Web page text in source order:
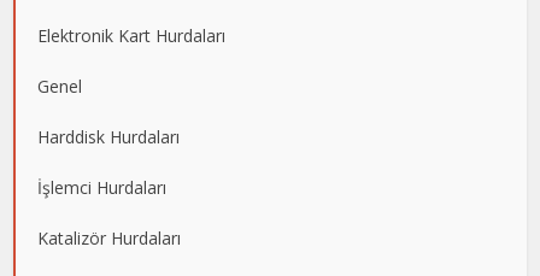
Elektronik Kart Hurdaları
Genel
Harddisk Hurdaları
İşlemci Hurdaları
Katalizör Hurdaları